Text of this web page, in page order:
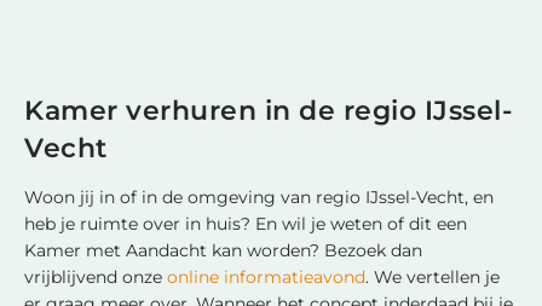
Kamer verhuren in de regio IJssel-
Vecht
Woon jij in of in de omgeving van regio IJssel-Vecht, en
heb je ruimte over in huis? En wil je weten of dit een
Kamer met Aandacht kan worden? Bezoek dan
vrijblijvend onze online informatieavond. We vertellen je